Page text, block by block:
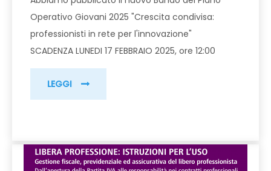
Operativo Giovani 2025 "Crescita condivisa:
professionisti in rete per l'innovazione"
SCADENZA LUNEDI 17 FEBBRAIO 2025, ore 12:00
LEGGI